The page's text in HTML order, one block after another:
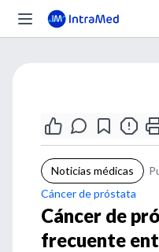
Noticias médicas
Cáncer de próstata
Cáncer de
frecuente